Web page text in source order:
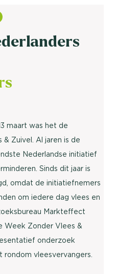
maart was het de
Zuivel. Al jaren is de
Nederlandse initiatief
Sinds dit jaar is
omdat de initiatiefnemers
om iedere dag vlees en
Markteffect
Week Zonder Vlees &
onderzoek
vleesvervangers.